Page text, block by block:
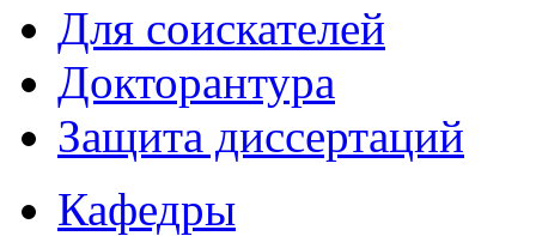
Для соискателей
Докторантура
Защита диссертаций
Кафедры